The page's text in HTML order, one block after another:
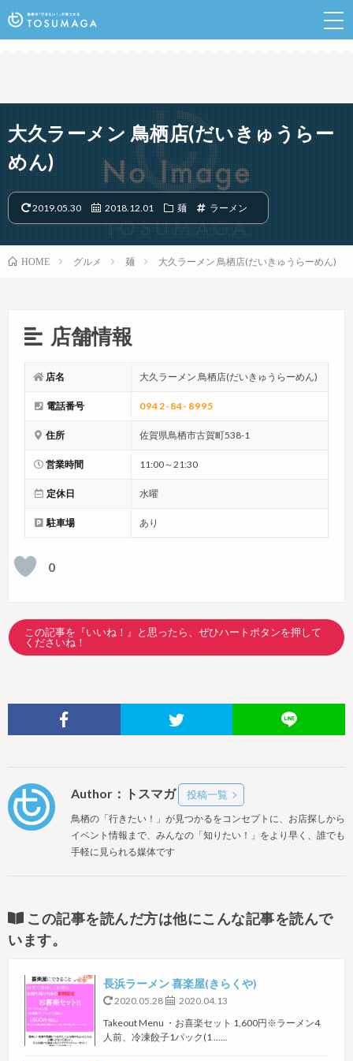
大久ラーメン 鳥栖店(だいきゅうらー
めん)
2019.05.30 2018.12.01 麺 ラーメン
HOME グルメ 麺 大久ラーメン 鳥栖店(だいきゅうらーめん)
店舗情報
店名 大久ラーメン 鳥栖店(だいきゅうらーめん)
電話番号 0942-84-8995
住所 佐賀県鳥栖市古賀町538-1
営業時間 11:00～21:30
定休日 水曜
駐車場 あり
0
この記事を『いいね！』と思ったら、ぜひハートボタンを押して
くださいね！
Author：トスマガ 投稿一覧
鳥栖の「行きたい！」が見つかるをコンセプトに、お店探しから
イベント情報まで、みんなの「知りたい！」をより早く、誰でも
手軽に見られる媒体です
この記事を読んだ方は他にこんな記事を読んで
います。
長浜ラーメン 喜楽屋(きらくや)
2020.05.28
2020.04.13
Takeout Menu ・お喜楽セット 1,600円※ラーメン4
人前、冷凍餃子1パック(1 ……